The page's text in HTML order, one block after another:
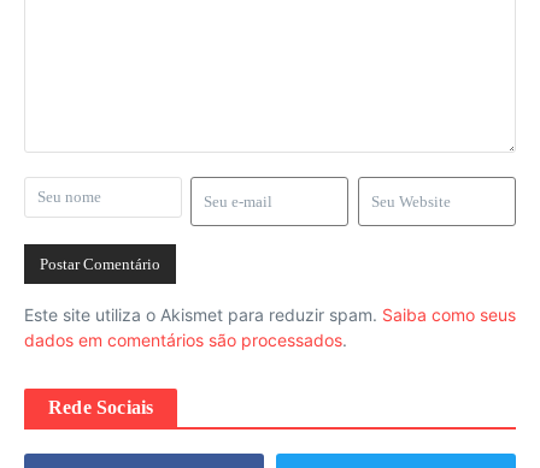
Este site utiliza o Akismet para reduzir spam. Saiba como seus
dados em comentários são processados.
Rede Sociais